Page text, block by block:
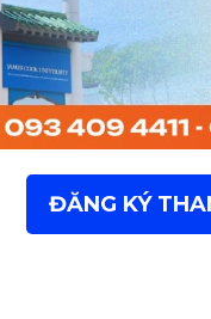
ĐĂNG KÝ